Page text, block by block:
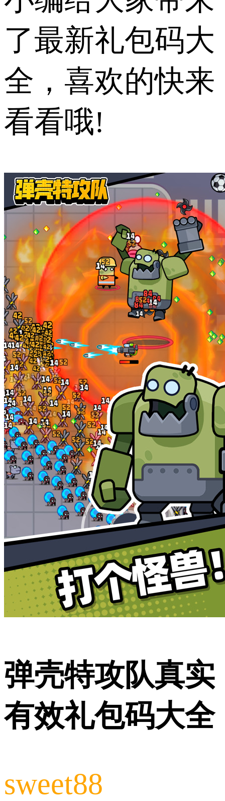
了最新礼包码大
全，喜欢的快来
看看哦!
弹壳特攻队真实
有效礼包码大全
sweet88